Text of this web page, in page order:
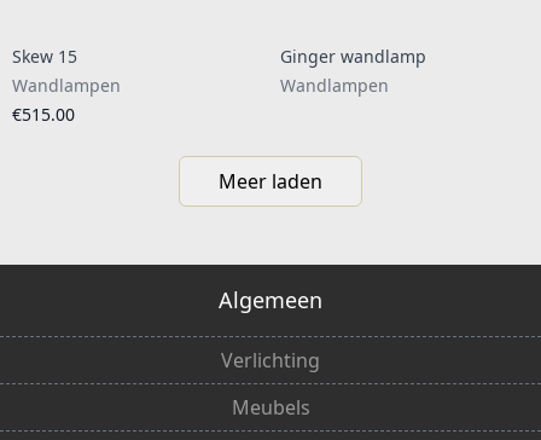
Skew 15
Wandlampen
€515.00
Ginger wandlamp
Wandlampen
Meer laden
Algemeen
Verlichting
Meubels